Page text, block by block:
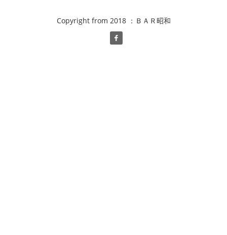
Copyright from 2018 ：ＢＡＲ昭和